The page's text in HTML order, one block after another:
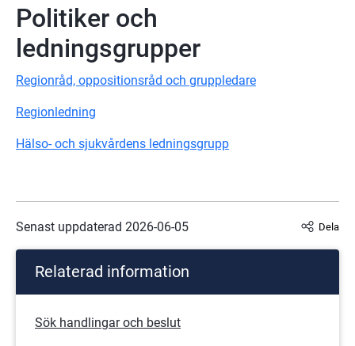
Politiker och
ledningsgrupper
Regionråd, oppositionsråd och gruppledare
Regionledning
Hälso- och sjukvårdens ledningsgrupp
Senast uppdaterad 2026-06-05 Dela
Relaterad information
Sök handlingar och beslut